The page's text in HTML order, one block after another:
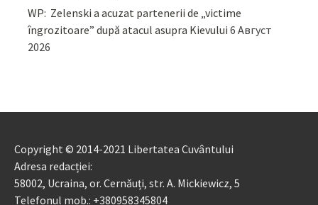
WP: Zelenski a acuzat partenerii de „victime
îngrozitoare” după atacul asupra Kievului 6 Август
2026
Copyright © 2014-2021 Libertatea Cuvântului
Adresa redacției:
58002, Ucraina, or. Cernăuți, str. A. Mickiewicz, 5
Telefonul mob.: +380958345804